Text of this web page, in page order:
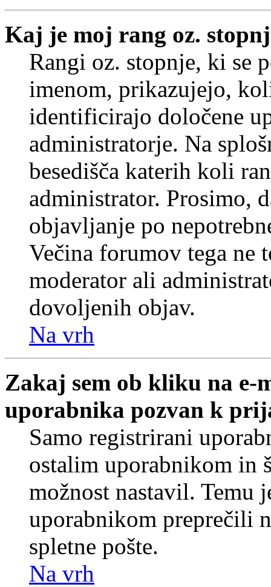
Kaj je moj rang oz.
Rangi oz. stopnje, ki se
imenom, prikazujejo,
identificirajo določene
administratorje. Na
besedišča katerih koli
administrator. Prosimo,
objavljanje po
Večina forumov tega ne
moderator ali
dovoljenih objav.
Na vrh
Zakaj sem ob kliku na e-
uporabnika pozvan k
Samo registrirani
ostalim uporabnikom in
možnost nastavil. Temu
uporabnikom preprečili
spletne pošte.
Na vrh